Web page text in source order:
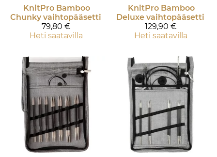
KnitPro Bamboo
Chunky vaihtopääsetti
79,80 €
Heti saatavilla
KnitPro Bamboo
Deluxe vaihtopääsetti
129,90 €
Heti saatavilla